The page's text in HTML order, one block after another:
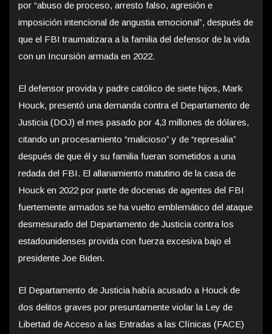
por “abuso de proceso, arresto falso, agresión e
imposición intencional de angustia emocional”, después de
que el FBI traumatizara a la familia del defensor de la vida
con un Incursión armada en 2022.
El defensor provida y padre católico de siete hijos, Mark
Houck, presentó una demanda contra el Departamento de
Justicia (DOJ) el mes pasado por 4,3 millones de dólares,
citando un procesamiento “malicioso” y de “represalia”
después de que él y su familia fueran sometidos a una
redada del FBI. El allanamiento matutino de la casa de
Houck en 2022 por parte de docenas de agentes del FBI
fuertemente armados se ha vuelto emblemático del ataque
desmesurado del Departamento de Justicia contra los
estadounidenses provida con fuerza excesiva bajo el
presidente Joe Biden.
El Departamento de Justicia había acusado a Houck de
dos delitos graves por presuntamente violar la Ley de
Libertad de Acceso a las Entradas a las Clínicas (FACE)